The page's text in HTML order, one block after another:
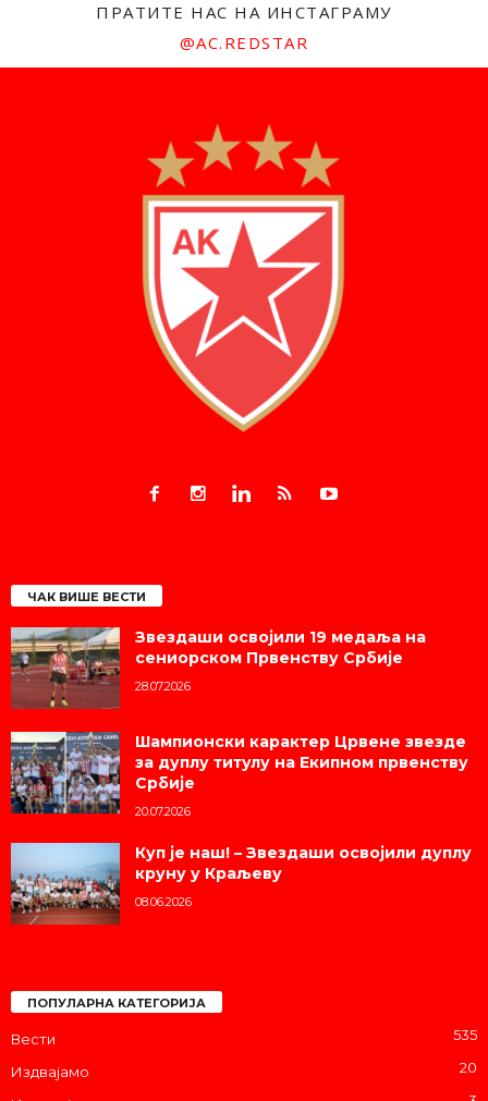
ПРАТИТЕ НАС НА ИНСТАГРАМУ
@AC.REDSTAR
ЧАК ВИШЕ ВЕСТИ
Звездаши освојили 19 медаља на
сениорском Првенству Србије
28.07.2026
Шампионски карактер Црвене звезде
за дуплу титулу на Екипном првенству
Србије
20.07.2026
Куп је наш! – Звездаши освојили дуплу
круну у Краљеву
08.06.2026
ПОПУЛАРНА КАТЕГОРИЈА
Вести 535
Издвајамо 20